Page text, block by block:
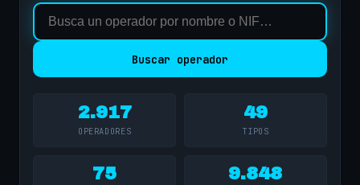
Buscar operador
2.917
OPERADORES
49
TIPOS
75 9.848